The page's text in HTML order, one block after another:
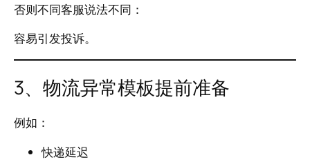
否则不同客服说法不同：
容易引发投诉。
3、物流异常模板提前准备
例如：
快递延迟